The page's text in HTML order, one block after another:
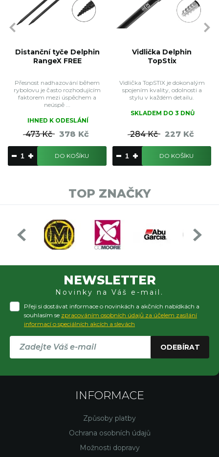
Distanční tyče Delphin
RangeX FREE
Přesnost nadhazování během
rybolovu je často rozhodujícím
faktorem mezi úspěchem a
neúspě ...
IHNED K ODESLÁNÍ
473 Kč 378 Kč
DO KOŠÍKU
Vidlička Delphin
TopStix
Vidlička TopSTIX je dokonalým
spojením kvality, odolnosti a
stylu v každém detailu.
SKLADEM DO 3 DNŮ
284 Kč 227 Kč
DO KOŠÍKU
TOP ZNAČKY
NEWSLETTER
Novinky na Váš e-mail.
Přeji si dostávat informace o novinkách a akčních nabídkách a
souhlasím se zpracováním osobních údajů za účelem zasílání
informací o speciálních akcích a slevách
ODEBÍRAT
INFORMACE
Způsoby platby
Ochrana osobních údajů
Možnosti dopravy